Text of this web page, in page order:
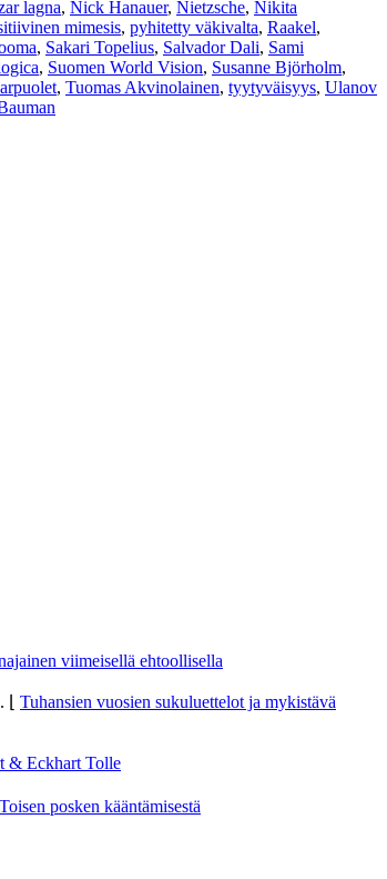
lagna, Nick Hanauer, Nietzsche, Nikita
mimesis, pyhitetty väkivalta, Raakel,
, Sakari Topelius, Salvador Dali, Sami
, Suomen World Vision, Susanne Björholm,
, Tuomas Akvinolainen, tyytyväisyys, Ulanov
viimeisellä ehtoollisella
Tuhansien vuosien sukuluettelot ja mykistävä
& Eckhart Tolle
Toisen posken kääntämisestä